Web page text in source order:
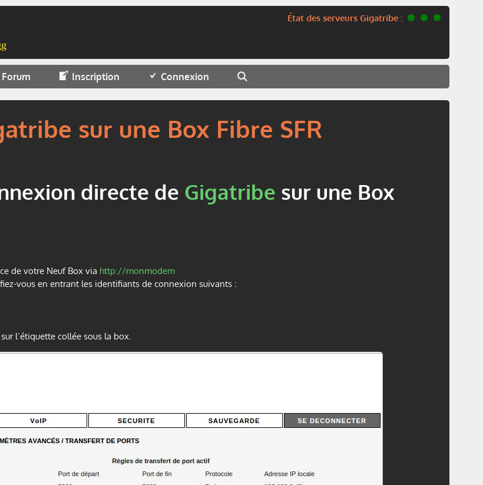
État des serveurs Gigatribe :
Forum Inscription Connexion
sur une Box Fibre SFR
directe de Gigatribe sur une Box
de votre Neuf Box via http://monmodem
vous en entrant les identifiants de connexion suivants :
l’étiquette collée sous la box.